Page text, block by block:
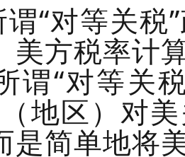
“对等关税
美方税率计
谓“对等关
地区）对
是简单地将